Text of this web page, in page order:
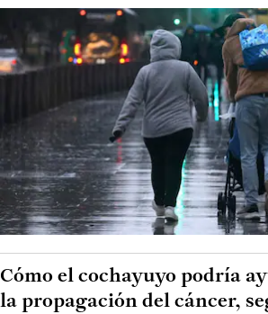
Cómo el cochayuyo podría
la propagación del cáncer,